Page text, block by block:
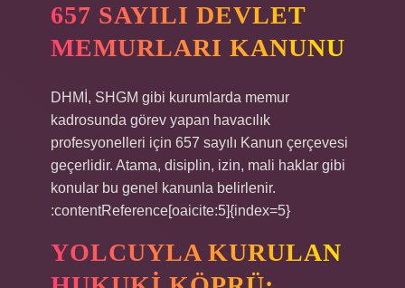
657 SAYILI DEVLET
MEMURLARI KANUNU
DHMİ, SHGM gibi kurumlarda memur
kadrosunda görev yapan havacılık
profesyonelleri için 657 sayılı Kanun çerçevesi
geçerlidir. Atama, disiplin, izin, mali haklar gibi
konular bu genel kanunla belirlenir.
:contentReference[oaicite:5]{index=5}
YOLCUYLA KURULAN